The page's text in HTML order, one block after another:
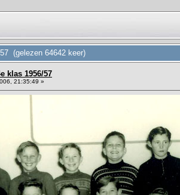
(gelezen 64642 keer)
klas 1956/57
21:35:49 »